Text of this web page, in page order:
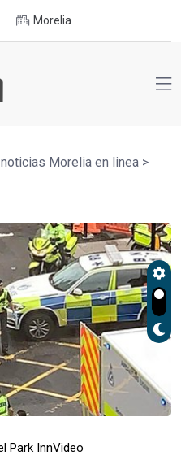
Morelia
Morelia en linea >
Park InnVideo